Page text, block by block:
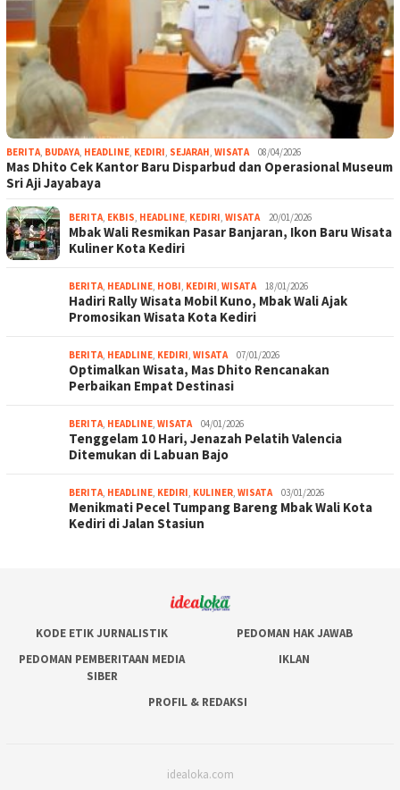
BERITA, BUDAYA, HEADLINE, KEDIRI, SEJARAH, WISATA 08/04/2026
Mas Dhito Cek Kantor Baru Disparbud dan Operasional Museum
Sri Aji Jayabaya
BERITA, EKBIS, HEADLINE, KEDIRI, WISATA 20/01/2026
Mbak Wali Resmikan Pasar Banjaran, Ikon Baru Wisata
Kuliner Kota Kediri
BERITA, HEADLINE, HOBI, KEDIRI, WISATA 18/01/2026
Hadiri Rally Wisata Mobil Kuno, Mbak Wali Ajak
Promosikan Wisata Kota Kediri
BERITA, HEADLINE, KEDIRI, WISATA 07/01/2026
Optimalkan Wisata, Mas Dhito Rencanakan
Perbaikan Empat Destinasi
BERITA, HEADLINE, WISATA 04/01/2026
Tenggelam 10 Hari, Jenazah Pelatih Valencia
Ditemukan di Labuan Bajo
BERITA, HEADLINE, KEDIRI, KULINER, WISATA 03/01/2026
Menikmati Pecel Tumpang Bareng Mbak Wali Kota
Kediri di Jalan Stasiun
KODE ETIK JURNALISTIK
PEDOMAN HAK JAWAB
PEDOMAN PEMBERITAAN MEDIA
SIBER
IKLAN
PROFIL & REDAKSI
idealoka.com